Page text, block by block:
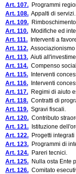
Art. 107. Programmi
Art. 108. Appalti di servizi.
Art. 109.
Art. 110. Modifiche ed
Art. 111. Interventi a
Art. 112.
Art. 113. Aiuti
Art. 114. Compenso
Art. 115. Interventi
Art. 116. Interventi
Art. 117. Regimi di aiuto
Art. 118. Contratti di
Art. 119. Sgravi fiscali.
Art. 120. Contributo
Art. 121. Istituzione
Art. 122. Progetti
Art. 123. Programmi di
Art. 124. Pareri tecnici.
Art. 125. Nulla osta Ente
Art. 126. Comitato